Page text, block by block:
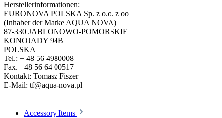
Herstellerinformationen:
EURONOVA POLSKA Sp. z o.o. z oo
(Inhaber der Marke AQUA NOVA)
87-330 JABLONOWO-POMORSKIE
KONOJADY 94B
POLSKA
Tel.: + 48 56 4980008
Fax. +48 56 64 00517
Kontakt: Tomasz Fiszer
E-Mail: tf@aqua-nova.pl
Accessory Items